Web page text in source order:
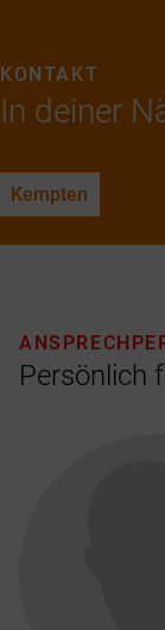
In deiner
KONTAKT
Kempten
Persönlich